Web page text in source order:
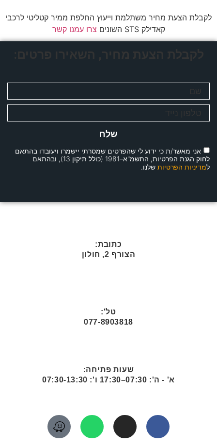
לקבלת הצעת מחיר משתלמת וייעוץ החלפת ממיר קטליטי לרכבי
קאדילק STS השונים
צרו עמנו קשר
לקבלת הצעת מחיר, השאירו פרטים:
אני מאשר/ת כי ידוע לי שהפרטים שמסרתי יישמרו ויעובדו בהתאם
לחוק הגנת הפרטיות, התשמ"א–1981 (כולל תיקון 13), ובהתאם
למדיניות הפרטיות שלנו.
שלח
כתובת:
הצורף 2, חולון
טל':
077-8903818
שעות פתיחה:
א' - ה': 07:30–17:30 ו': 07:30-13:30